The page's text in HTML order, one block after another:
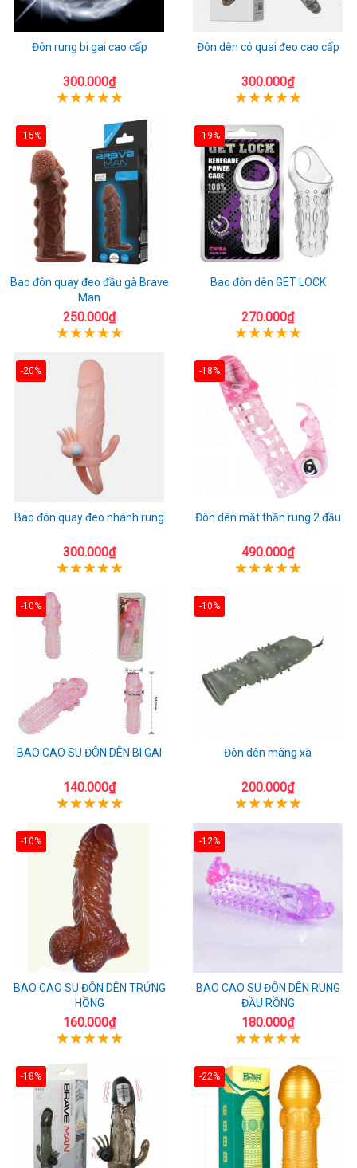
Đôn rung bi gai cao cấp
300.000₫
Đôn dên có quai đeo cao cấp
300.000₫
-15%
Bao đôn quay đeo đầu gà Brave
Man
250.000₫
-19%
Bao đôn dên GET LOCK
270.000₫
-20%
Bao đôn quay đeo nhánh rung
300.000₫
-18%
Đôn dên mắt thần rung 2 đầu
490.000₫
-10%
BAO CAO SU ĐÔN DÊN BI GAI
140.000₫
-10%
Đôn dên mãng xà
200.000₫
-10%
BAO CAO SU ĐÔN DÊN TRỨNG
HỒNG
160.000₫
-12%
BAO CAO SU ĐÔN DÊN RUNG
ĐẦU RỒNG
180.000₫
-18% -22%